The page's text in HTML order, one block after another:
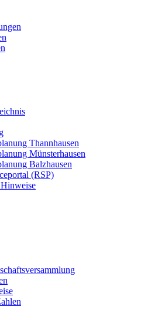
Thannhausen
Münsterhausen
Balzhausen
(RSP)